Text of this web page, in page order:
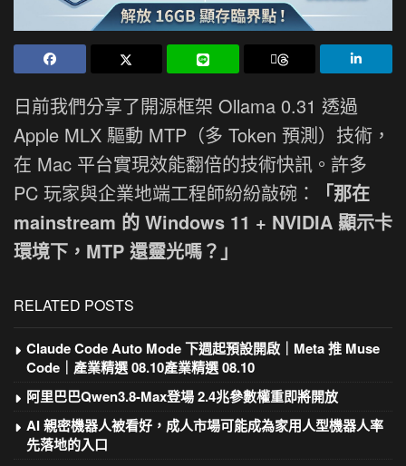
日前我們分享了開源框架 Ollama 0.31 透過
Apple MLX 驅動 MTP（多 Token 預測）技術，
在 Mac 平台實現效能翻倍的技術快訊。許多
PC 玩家與企業地端工程師紛紛敲碗：
「那在
mainstream 的 Windows 11 + NVIDIA 顯示卡
環境下，MTP 還靈光嗎？」
RELATED POSTS
Claude Code Auto Mode 下週起預設開啟｜Meta 推 Muse
Code｜產業精選 08.10產業精選 08.10
阿里巴巴Qwen3.8-Max登場 2.4兆參數權重即將開放
AI 親密機器人被看好，成人市場可能成為家用人型機器人率
先落地的入口